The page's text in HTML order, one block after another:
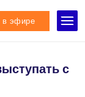
в эфире
с